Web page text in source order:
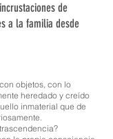
de
a la familia desde
objetos, con lo
heredado y creído
inmaterial que de